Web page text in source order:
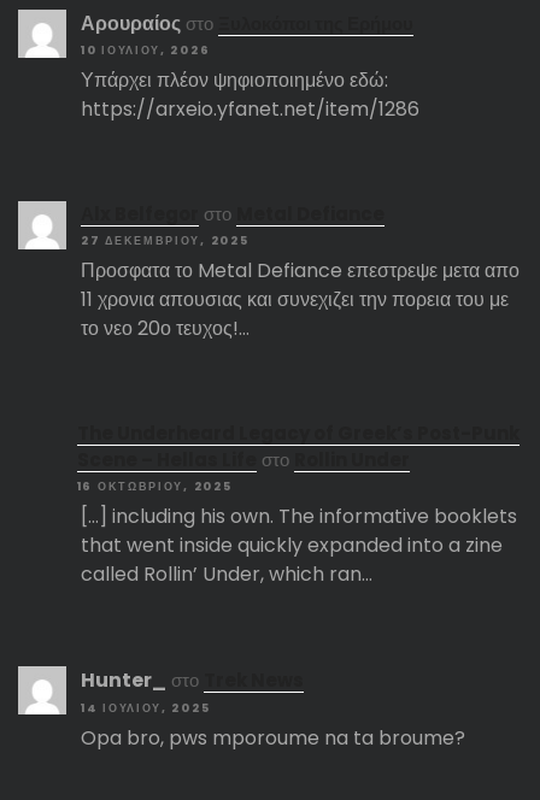
Αρουραίος στο
10 ΙΟΥΛΊΟΥ, 2026
Υπάρχει πλέον ψηφιοποιημένο εδώ:
https://arxeio.yfanet.net/item/1286
στο
27 ΔΕΚΕΜΒΡΊΟΥ, 2025
Προσφατα το Metal Defiance επεστρεψε μετα απο
11 χρονια απουσιας και συνεχιζει την πορεια του με
το νεο 20ο τευχος!…
στο
16 ΟΚΤΩΒΡΊΟΥ, 2025
[…] including his own. The informative booklets
that went inside quickly expanded into a zine
called Rollin’ Under, which ran…
Hunter_ στο
14 ΙΟΥΛΊΟΥ, 2025
Opa bro, pws mporoume na ta broume?